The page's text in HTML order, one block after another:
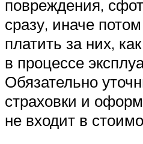
повреждения,
сразу, иначе
платить за них,
в процессе
Обязательно
страховки и
не входит в